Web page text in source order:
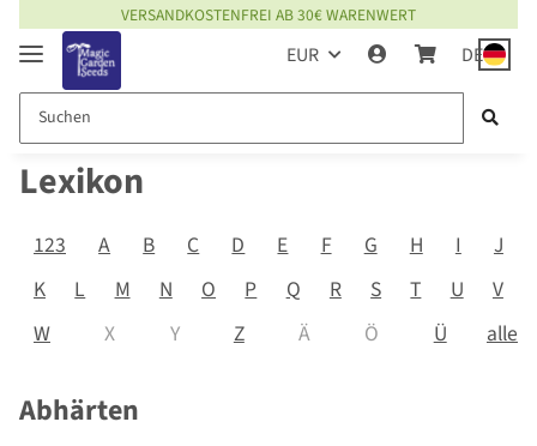
VERSANDKOSTENFREI AB 30€ WARENWERT
EUR DE
Lexikon
123 A B C D E F G H I
J
K
L M N O P Q R S T U
V
W
X Y Z Ä Ö Ü alle
Abhärten